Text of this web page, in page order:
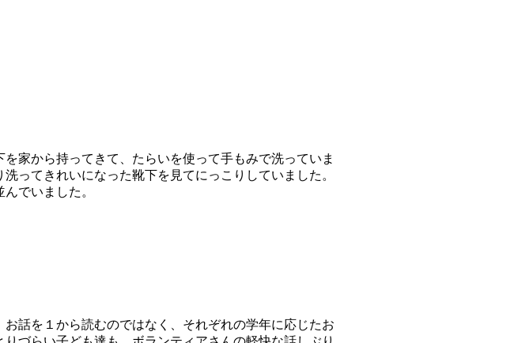
家から持ってきて、たらいを使って手もみで洗っていま
ってきれいになった靴下を見てにっこりしていました。
でいました。
話を１から読むのではなく、それぞれの学年に応じたお